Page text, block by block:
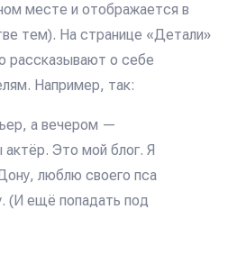
месте и отображается в
тем). На странице «Детали»
рассказывают о себе
Например, так:
а вечером —
Это мой блог. Я
люблю своего пса
(И ещё попадать под